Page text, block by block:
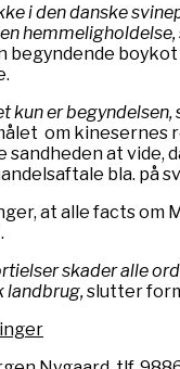
i den danske
hemmeligholdelse,
begyndende boykot
kun er begyndelsen,
om kinesernes
sandheden at vide,
bla. på
at alle facts om
skader alle
landbrug,slutter